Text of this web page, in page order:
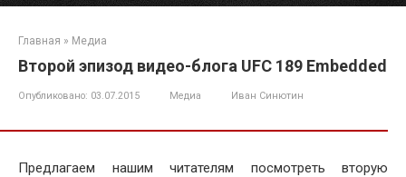
Главная » Медиа
Второй эпизод видео-блога UFC 189 Embedded
Опубликовано: 03.07.2015 Медиа Иван Синютин
Предлагаем нашим читателям посмотреть вторую